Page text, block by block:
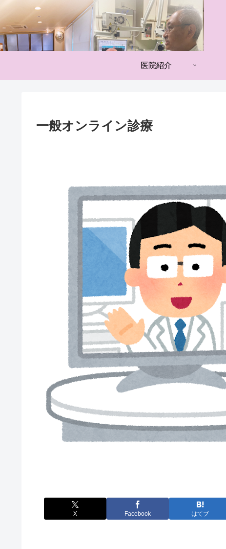
医院紹介
一般オンライン診療
X Facebook はてブ